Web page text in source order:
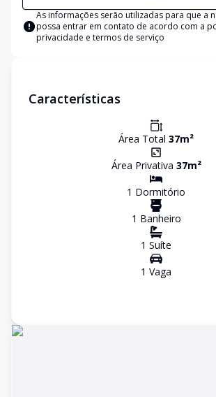
As informações serão utilizadas para que a
possa entrar em contato de acordo com a
privacidade e termos de serviço
Características
Área Total 37m²
Área Privativa 37m²
1 Dormitório
1 Banheiro
1 Suíte
1 Vaga